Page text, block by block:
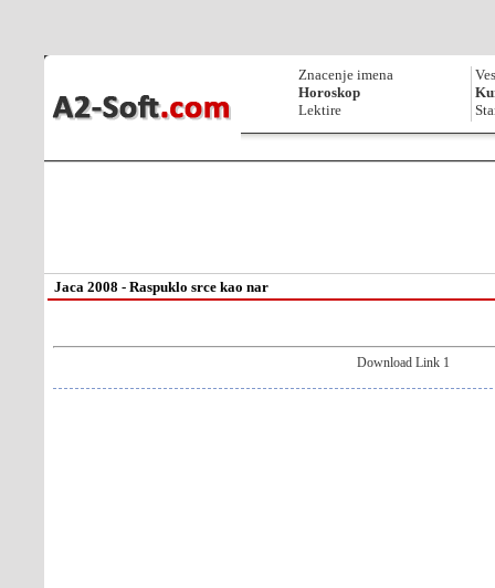
Znacenje imena
Horoskop
Lektire
Jaca 2008 - Raspuklo srce kao nar
Download Link 1